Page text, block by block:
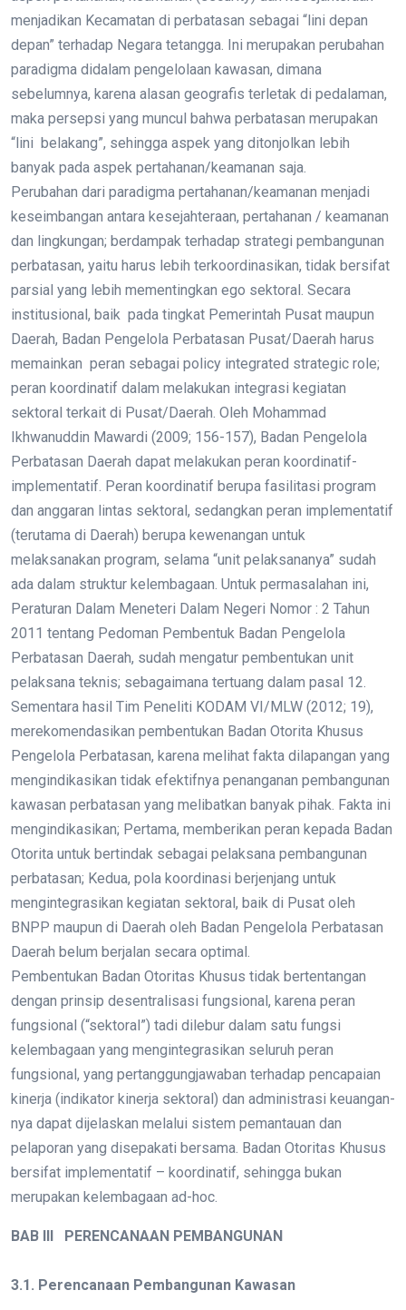
menjadikan Kecamatan di perbatasan sebagai “lini depan
depan” terhadap Negara tetangga. Ini merupakan perubahan
paradigma didalam pengelolaan kawasan, dimana
sebelumnya, karena alasan geografis terletak di pedalaman,
maka persepsi yang muncul bahwa perbatasan merupakan
“lini belakang”, sehingga aspek yang ditonjolkan lebih
banyak pada aspek pertahanan/keamanan saja.
Perubahan dari paradigma pertahanan/keamanan menjadi
keseimbangan antara kesejahteraan, pertahanan / keamanan
dan lingkungan; berdampak terhadap strategi pembangunan
perbatasan, yaitu harus lebih terkoordinasikan, tidak bersifat
parsial yang lebih mementingkan ego sektoral. Secara
institusional, baik pada tingkat Pemerintah Pusat maupun
Daerah, Badan Pengelola Perbatasan Pusat/Daerah harus
memainkan peran sebagai policy integrated strategic role;
peran koordinatif dalam melakukan integrasi kegiatan
sektoral terkait di Pusat/Daerah. Oleh Mohammad
Ikhwanuddin Mawardi (2009; 156-157), Badan Pengelola
Perbatasan Daerah dapat melakukan peran koordinatif-
implementatif. Peran koordinatif berupa fasilitasi program
dan anggaran lintas sektoral, sedangkan peran implementatif
(terutama di Daerah) berupa kewenangan untuk
melaksanakan program, selama “unit pelaksananya” sudah
ada dalam struktur kelembagaan. Untuk permasalahan ini,
Peraturan Dalam Meneteri Dalam Negeri Nomor : 2 Tahun
2011 tentang Pedoman Pembentuk Badan Pengelola
Perbatasan Daerah, sudah mengatur pembentukan unit
pelaksana teknis; sebagaimana tertuang dalam pasal 12.
Sementara hasil Tim Peneliti KODAM VI/MLW (2012; 19),
merekomendasikan pembentukan Badan Otorita Khusus
Pengelola Perbatasan, karena melihat fakta dilapangan yang
mengindikasikan tidak efektifnya penanganan pembangunan
kawasan perbatasan yang melibatkan banyak pihak. Fakta ini
mengindikasikan; Pertama, memberikan peran kepada Badan
Otorita untuk bertindak sebagai pelaksana pembangunan
perbatasan; Kedua, pola koordinasi berjenjang untuk
mengintegrasikan kegiatan sektoral, baik di Pusat oleh
BNPP maupun di Daerah oleh Badan Pengelola Perbatasan
Daerah belum berjalan secara optimal.
Pembentukan Badan Otoritas Khusus tidak bertentangan
dengan prinsip desentralisasi fungsional, karena peran
fungsional (“sektoral”) tadi dilebur dalam satu fungsi
kelembagaan yang mengintegrasikan seluruh peran
fungsional, yang pertanggungjawaban terhadap pencapaian
kinerja (indikator kinerja sektoral) dan administrasi keuangan-
nya dapat dijelaskan melalui sistem pemantauan dan
pelaporan yang disepakati bersama. Badan Otoritas Khusus
bersifat implementatif – koordinatif, sehingga bukan
merupakan kelembagaan ad-hoc.
BAB III PERENCANAAN PEMBANGUNAN
3.1. Perencanaan Pembangunan Kawasan